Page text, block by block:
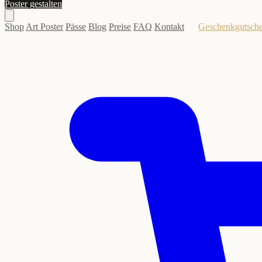
Poster gestalten
Shop Art Poster Pässe Blog Preise FAQ Kontakt